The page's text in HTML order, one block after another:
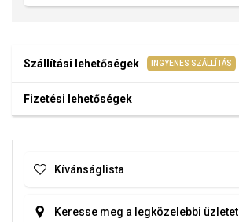
Szállítási lehetőségek INGYENES SZÁLLÍTÁS
Fizetési lehetőségek
Kívánságlista
Keresse meg a legközelebbi üzletet